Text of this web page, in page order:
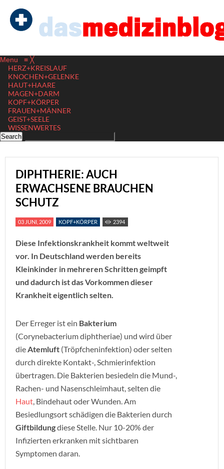
Menu ≡ ╳
HERZ+KREISLAUF
KNOCHEN+GELENKE
HAUT+HAARE
MAGEN+DARM
KOPF+KÖRPER
FRAUEN+MÄNNER
GEIST+SEELE
WISSENWERTES
DIPHTHERIE: AUCH
ERWACHSENE BRAUCHEN
SCHUTZ
03 JUNI, 2009 KOPF+KÖRPER 2394
Diese Infektionskrankheit kommt weltweit
vor. In Deutschland werden bereits
Kleinkinder in mehreren Schritten geimpft
und dadurch ist das Vorkommen dieser
Krankheit eigentlich selten.
Der Erreger ist ein Bakterium
(Corynebacterium diphtheriae) und wird über
dieAtemluft (Tröpfcheninfektion) oder selten
durch direkte Kontakt-, Schmierinfektion
übertragen. Die Bakterien besiedeln die Mund-,
Rachen- und Nasenschleimhaut, selten die
Haut, Bindehaut oder Wunden. Am
Besiedlungsort schädigen die Bakterien durch
Giftbildungdiese Stelle. Nur 10-20% der
Infizierten erkranken mit sichtbaren
Symptomen daran.